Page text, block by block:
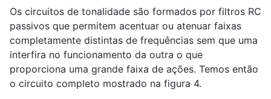
Os circuitos de tonalidade são formados por filtros RC
passivos que permitem acentuar ou atenuar faixas
completamente distintas de frequências sem que uma
interfira no funcionamento da outra o que
proporciona uma grande faixa de ações. Temos então
o circuito completo mostrado na figura 4.